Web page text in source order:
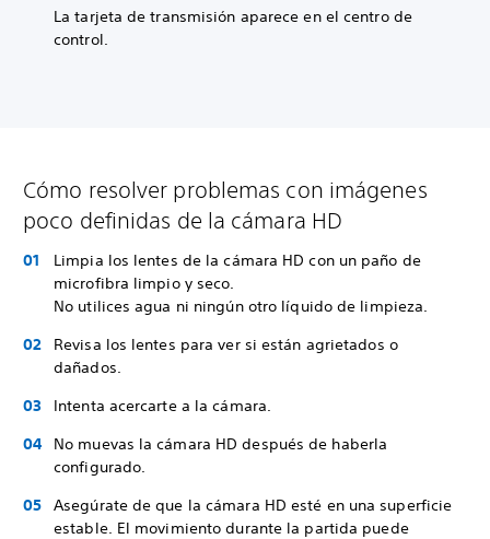
La tarjeta de transmisión aparece en el centro de
control.
Cómo resolver problemas con imágenes
poco definidas de la cámara HD
Limpia los lentes de la cámara HD con un paño de
microfibra limpio y seco.
No utilices agua ni ningún otro líquido de limpieza.
Revisa los lentes para ver si están agrietados o
dañados.
Intenta acercarte a la cámara.
No muevas la cámara HD después de haberla
configurado.
Asegúrate de que la cámara HD esté en una superficie
estable. El movimiento durante la partida puede